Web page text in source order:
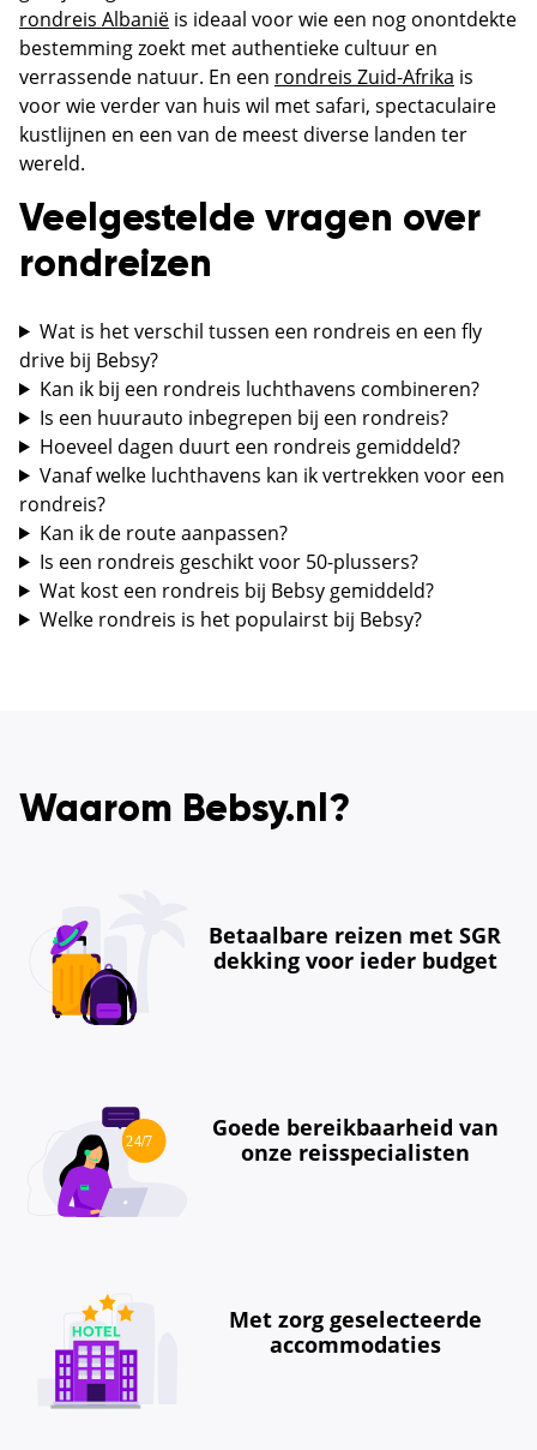
rondreis Albanië is ideaal voor wie een nog onontdekte
bestemming zoekt met authentieke cultuur en
verrassende natuur. En een rondreis Zuid-Afrika is
voor wie verder van huis wil met safari, spectaculaire
kustlijnen en een van de meest diverse landen ter
wereld.
Veelgestelde vragen over
rondreizen
Wat is het verschil tussen een rondreis en een fly
drive bij Bebsy?
Kan ik bij een rondreis luchthavens combineren?
Is een huurauto inbegrepen bij een rondreis?
Hoeveel dagen duurt een rondreis gemiddeld?
Vanaf welke luchthavens kan ik vertrekken voor een
rondreis?
Kan ik de route aanpassen?
Is een rondreis geschikt voor 50-plussers?
Wat kost een rondreis bij Bebsy gemiddeld?
Welke rondreis is het populairst bij Bebsy?
Waarom Bebsy.nl?
Betaalbare reizen met SGR
dekking voor ieder budget
Goede bereikbaarheid van
onze reisspecialisten
Met zorg geselecteerde
accommodaties